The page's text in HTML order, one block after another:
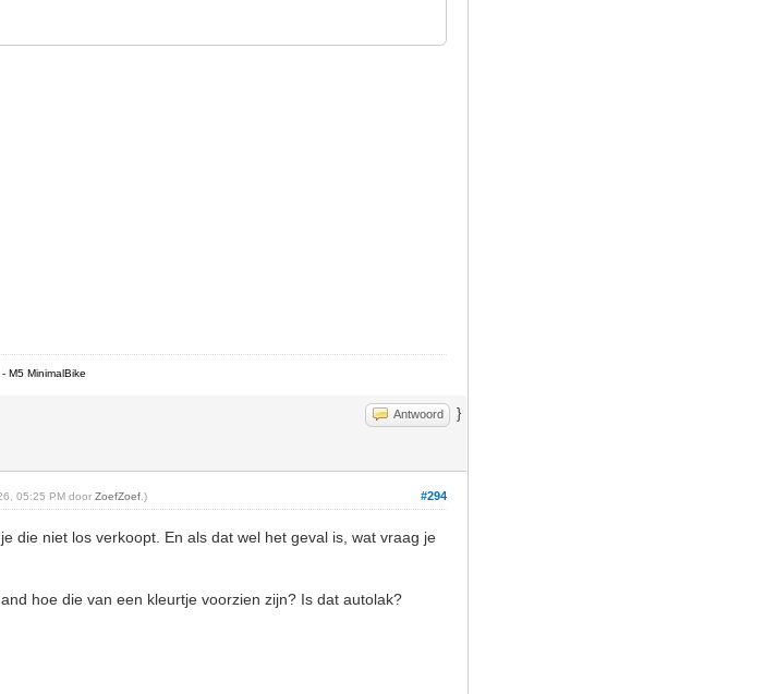
M5 MinimalBike
Antwoord }
#294
05:25 PM doorZoefZoef .)
die niet los verkoopt. En als dat wel het geval is, wat vraag je
hoe die van een kleurtje voorzien zijn? Is dat autolak?